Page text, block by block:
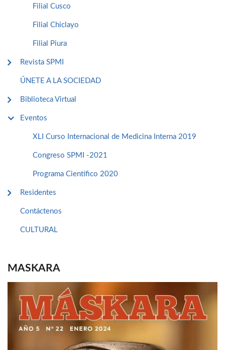
Filial Cusco
Filial Chiclayo
Filial Piura
Revista SPMI
ÚNETE A LA SOCIEDAD
Biblioteca Virtual
Eventos
XLI Curso Internacional de Medicina Interna 2019
Congreso SPMI -2021
Programa Cientifico 2020
Residentes
Contáctenos
CULTURAL
MASKARA